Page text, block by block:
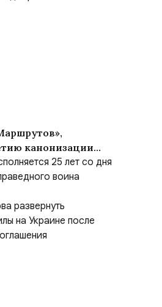
канонизации
25 лет со дня
воина